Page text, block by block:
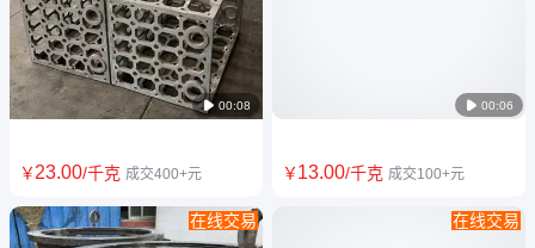
板 奥氏体耐热铸钢板 耐磨抗冲
击辉晟达
 00:08
￥23.00/千克 成交400+元
在线交易
 00:06
￥13.00/千克 成交100+元
在线交易